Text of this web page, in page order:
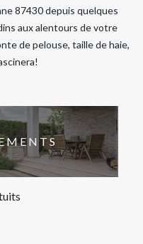
87430 depuis quelques
aux alentours de votre
de pelouse, taille de haie,